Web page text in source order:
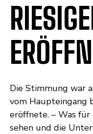
Die Stimmung war
vom Haupteingang
eröffnete. – Was
sehen und die